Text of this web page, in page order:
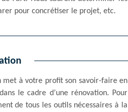
pour concrétiser le projet, etc.
met à votre profit son savoir-faire en
le cadre d’une rénovation. Pour
de tous les outils nécessaires à la